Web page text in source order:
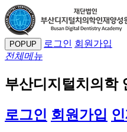
POPUP 로그인 회원가입
전체메뉴
부산디지털치의학
로그인 회원가입